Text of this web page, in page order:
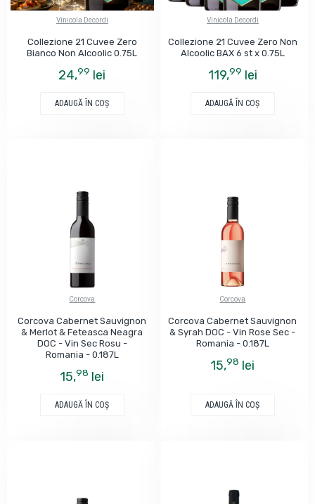
Vinicola Decordi
Collezione 21 Cuvee Zero
Bianco Non Alcoolic 0.75L
24,99 lei
ADAUGĂ ÎN COŞ
Vinicola Decordi
Collezione 21 Cuvee Zero Non
Alcoolic BAX 6 st x 0.75L
119,99 lei
ADAUGĂ ÎN COŞ
Corcova
Corcova Cabernet Sauvignon
& Merlot & Feteasca Neagra
DOC - Vin Sec Rosu -
Romania - 0.187L
15,98 lei
ADAUGĂ ÎN COŞ
Corcova
Corcova Cabernet Sauvignon
& Syrah DOC - Vin Rose Sec -
Romania - 0.187L
15,98 lei
ADAUGĂ ÎN COŞ